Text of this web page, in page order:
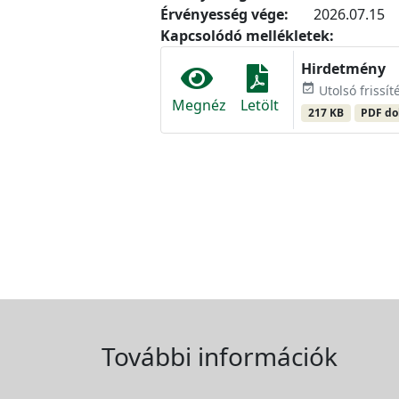
Érvényesség vége:
2026.07.15
Kapcsolódó mellékletek:
Megnéz Letölt
Hirdetmény
event_available Utolsó
217 KB PDF
További információk